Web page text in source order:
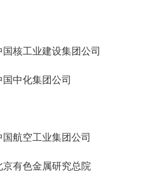
核工业建设集团公司
中化集团公司
航空工业集团公司
京有色金属研究总院